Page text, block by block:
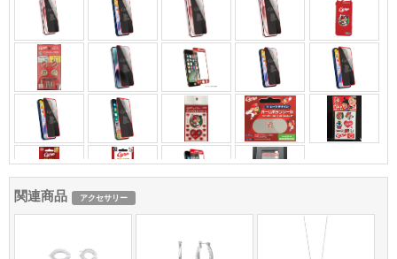
関連商品 アクセサリー